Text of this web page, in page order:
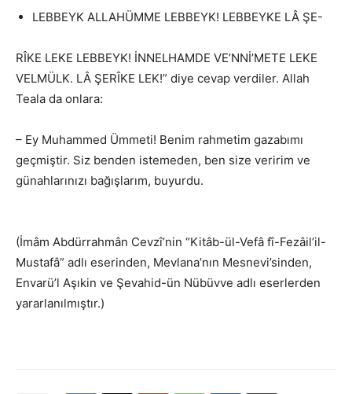
LEBBEYK ALLAHÜMME LEBBEYK! LEBBEYKE LÂ ŞE-
RÎKE LEKE LEBBEYK! İNNELHAMDE VE’NNİ’METE LEKE
VELMÜLK. LÂ ŞERÎKE LEK!” diye cevap verdiler. Allah
Teala da onlara:
– Ey Muhammed Ümmeti! Benim rahmetim gazabımı
geçmiştir. Siz benden istemeden, ben size veririm ve
günahlarınızı bağışlarım, buyurdu.
(İmâm Abdürrahmân Cevzî’nin “Kitâb-ül-Vefâ fî-Fezâil’il-
Mustafâ” adlı eserinden, Mevlana’nın Mesnevi’sinden,
Envarü’l Aşıkin ve Şevahid-ün Nübüvve adlı eserlerden
yararlanılmıştır.)